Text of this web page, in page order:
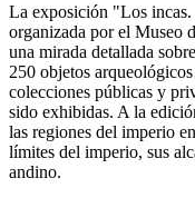
La exposición "Los
organizada por el Museo
una mirada detallada
250 objetos
colecciones públicas y
sido exhibidas. A la
las regiones del imperio
límites del imperio, sus
andino.